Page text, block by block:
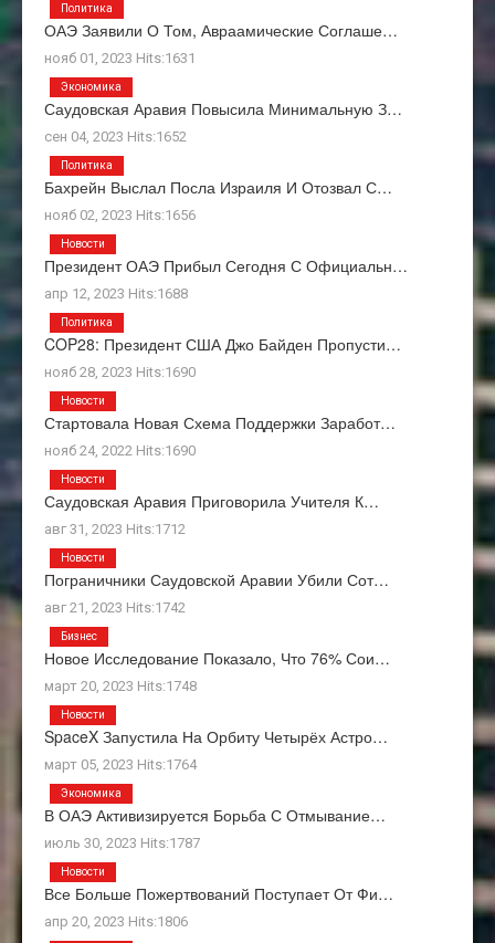
ОАЭ Заявили О Том, Авраамические Соглаше…
нояб 01, 2023 Hits:1631
Политика
Саудовская Аравия Повысила Минимальную З…
сен 04, 2023 Hits:1652
Экономика
Бахрейн Выслал Посла Израиля И Отозвал С…
нояб 02, 2023 Hits:1656
Политика
Президент ОАЭ Прибыл Сегодня С Официальн…
апр 12, 2023 Hits:1688
Новости
COP28: Президент США Джо Байден Пропусти…
нояб 28, 2023 Hits:1690
Политика
Стартовала Новая Схема Поддержки Заработ…
нояб 24, 2022 Hits:1690
Новости
Саудовская Аравия Приговорила Учителя К…
авг 31, 2023 Hits:1712
Новости
Пограничники Саудовской Аравии Убили Сот…
авг 21, 2023 Hits:1742
Новости
Новое Исследование Показало, Что 76% Сои…
март 20, 2023 Hits:1748
Бизнес
SpaceX Запустила На Орбиту Четырёх Астро…
март 05, 2023 Hits:1764
Новости
В ОАЭ Активизируется Борьба С Отмывание…
июль 30, 2023 Hits:1787
Экономика
Все Больше Пожертвований Поступает От Фи…
апр 20, 2023 Hits:1806
Новости